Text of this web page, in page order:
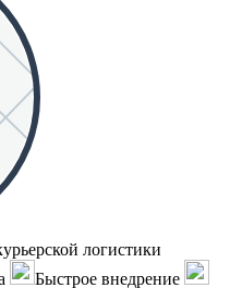
логистики
Быстрое внедрение